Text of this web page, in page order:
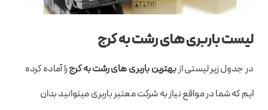
لیست باربری های رشت به کرج
در جدول زیر لیستی ازبهترین باربری های رشت به کرجرا آماده کرده
ایم که شما در مواقع نیاز به شرکت معتبر باربری میتوانید بدان